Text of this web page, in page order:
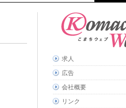
求人
広告
会社概要
リンク